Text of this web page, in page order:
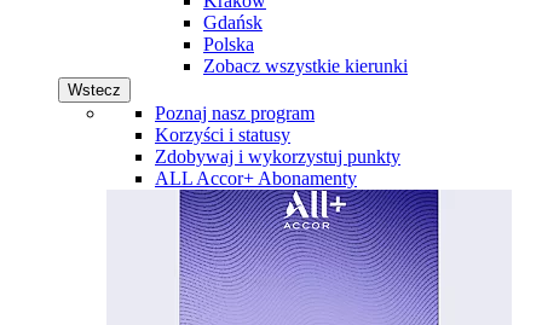
Gdańsk
Polska
Zobacz wszystkie kierunki
Wstecz
Poznaj nasz program
Korzyści i statusy
Zdobywaj i wykorzystuj punkty
ALL Accor+ Abonamenty